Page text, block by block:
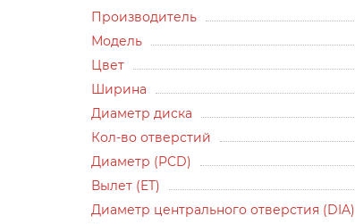
Производитель
Модель
Цвет
Ширина
Диаметр диска
Кол-во отверстий
Диаметр (PCD)
Вылет (ET)
Диаметр центрального отверстия (DIA)